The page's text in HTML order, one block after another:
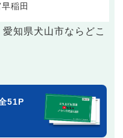
早稲田
知県犬山市ならどこ
51P